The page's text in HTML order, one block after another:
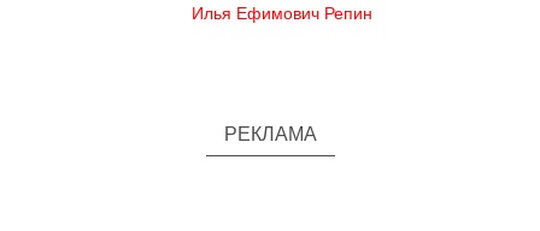
Илья Ефимович Репин
РЕКЛАМА